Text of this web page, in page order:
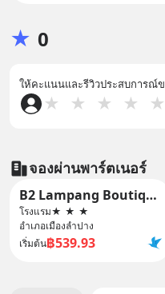
★ 0
ให้คะแนนและรีวิวประสบการณ์
★ ★ ★ ★ ★
จองผ่านพาร์ตเนอร์
B2 Lampang Boutique & Budget Hotel
โรงแรม★ ★ ★
อำเภอเมืองลำปาง
เริ่มต้น฿539.93